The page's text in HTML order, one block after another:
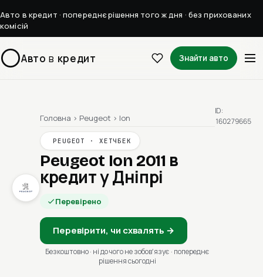
Авто в кредит · попереднє рішення того ж дня · без прихованих
комісій
Авто в кредит Знайти авто
Головна › Peugeot › Ion
PEUGEOT · ХЕТЧБЕК
Peugeot Ion 2011 в
кредит у Дніпрі
Перевірено
Перевірити, чи схвалять →
Безкоштовно · ні до чого не зобовʼязує · попереднє
рішення сьогодні
ID:
160279665